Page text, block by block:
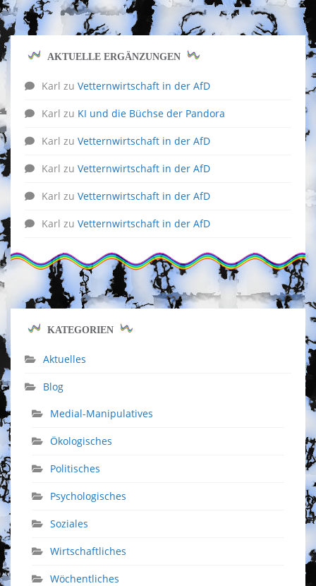
AKTUELLE ERGÄNZUNGEN
Karl zu Vetternwirtschaft in der AfD
Karl zu KI und die Büchse der Pandora
Karl zu Vetternwirtschaft in der AfD
Karl zu Vetternwirtschaft in der AfD
Karl zu Vetternwirtschaft in der AfD
Karl zu Vetternwirtschaft in der AfD
KATEGORIEN
Aktuelles
Blog
Medial-Manipulatives
Ökologisches
Politisches
Psychologisches
Soziales
Wirtschaftliches
Wöchentliches